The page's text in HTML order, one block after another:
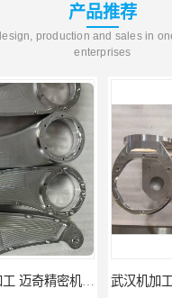
产品推荐
production and sales in
enterprises